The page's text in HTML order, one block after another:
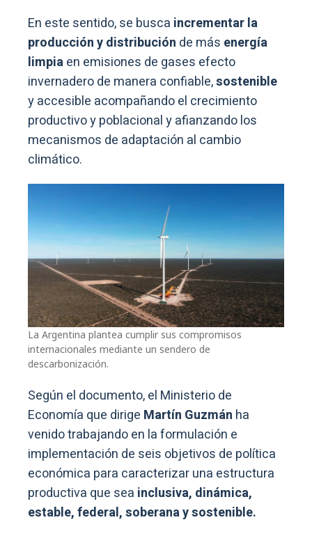
En este sentido, se busca incrementar la
producción y distribución de más energía
limpiaen emisiones de gases efecto
invernadero de manera confiable,sostenible
y accesible acompañando el crecimiento
productivo y poblacional y afianzando los
mecanismos de adaptación al cambio
climático.
La Argentina plantea cumplir sus compromisos
internacionales mediante un sendero de
descarbonización.
Según el documento, el Ministerio de
Economía que dirige Martín Guzmán ha
venido trabajando en la formulación e
implementación de seis objetivos de política
económica para caracterizar una estructura
productiva que sea inclusiva, dinámica,
estable, federal, soberana y sostenible.